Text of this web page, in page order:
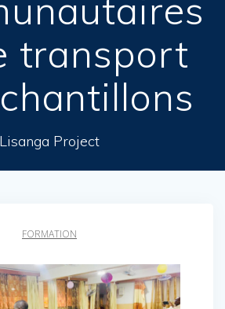
transport
Lisanga Project
FORMATION